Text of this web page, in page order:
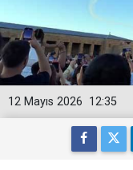
12:35
12 Mayıs 2026